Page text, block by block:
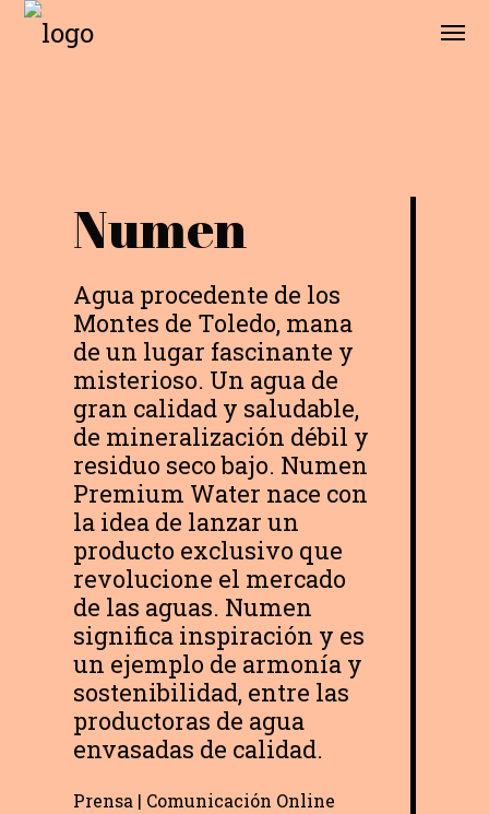
Numen
Agua procedente de los
Montes de Toledo, mana
de un lugar fascinante y
misterioso. Un agua de
gran calidad y saludable,
de mineralización débil y
residuo seco bajo. Numen
Premium Water nace con
la idea de lanzar un
producto exclusivo que
revolucione el mercado
de las aguas. Numen
significa inspiración y es
un ejemplo de armonía y
sostenibilidad, entre las
productoras de agua
envasadas de calidad.
Prensa | Comunicación Online